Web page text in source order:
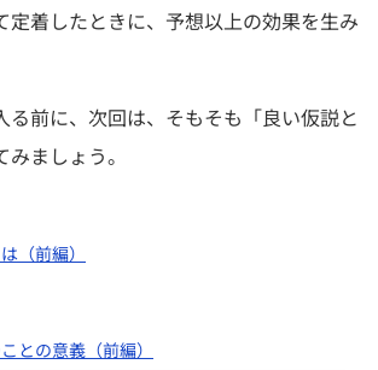
定着したときに、予想以上の効果を生み
る前に、次回は、そもそも「良い仮説と
ましょう。
（前編）
の意義（前編）